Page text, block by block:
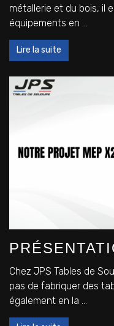
métallerie et du bois, il
équipements en ...
Lire la suite
Chez JPS Tables de
pas de fabriquer des
également en la ...